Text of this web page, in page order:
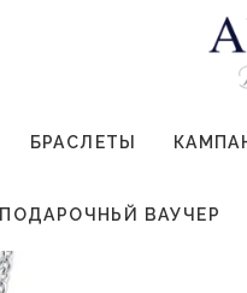
БРАСЛЕТЫ
ПОДАРОЧНЬЙ ВАУЧЕР